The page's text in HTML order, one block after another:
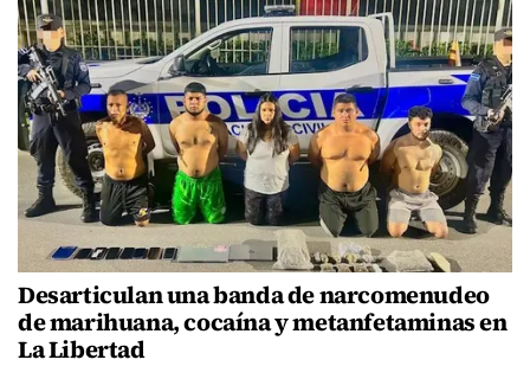
Desarticulan una banda de narcomenudeo
de marihuana, cocaína y metanfetaminas en
La Libertad